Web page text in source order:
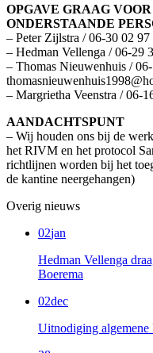
OPGAVE GRAAG
ONDERSTAANDE
– Peter Zijlstra / 06-30 02
– Hedman Vellenga / 06-29
– Thomas Nieuwenhuis /
– Margrietha Veenstra / 06-
AANDACHTSPUNT
– Wij houden ons bij de
het RIVM en het protocol
richtlijnen worden bij het
de kantine neergehangen)
Overig nieuws
02jan
Hedman Vellenga
Boerema
02dec
Uitnodiging